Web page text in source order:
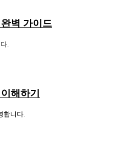
벽 가이드
.
해하기
합니다.